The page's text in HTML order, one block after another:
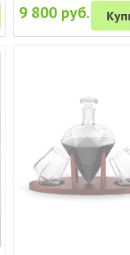
9 800 руб.